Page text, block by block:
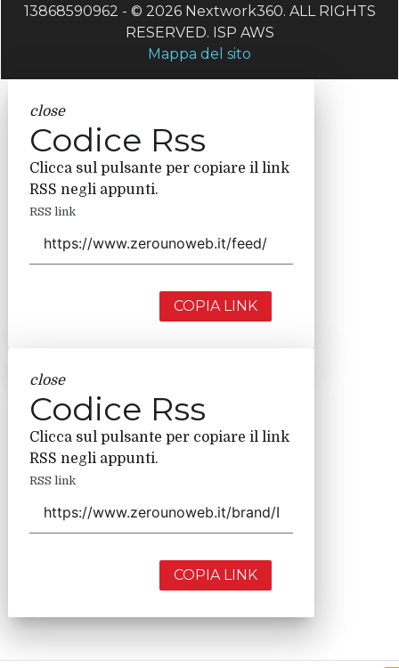
13868590962 - © 2026 Nextwork360. ALL RIGHTS
RESERVED. ISP AWS
Mappa del sito
close
Codice Rss
Clicca sul pulsante per copiare il link
RSS negli appunti.
RSS link
COPIA LINK
close
Codice Rss
Clicca sul pulsante per copiare il link
RSS negli appunti.
RSS link
COPIA LINK